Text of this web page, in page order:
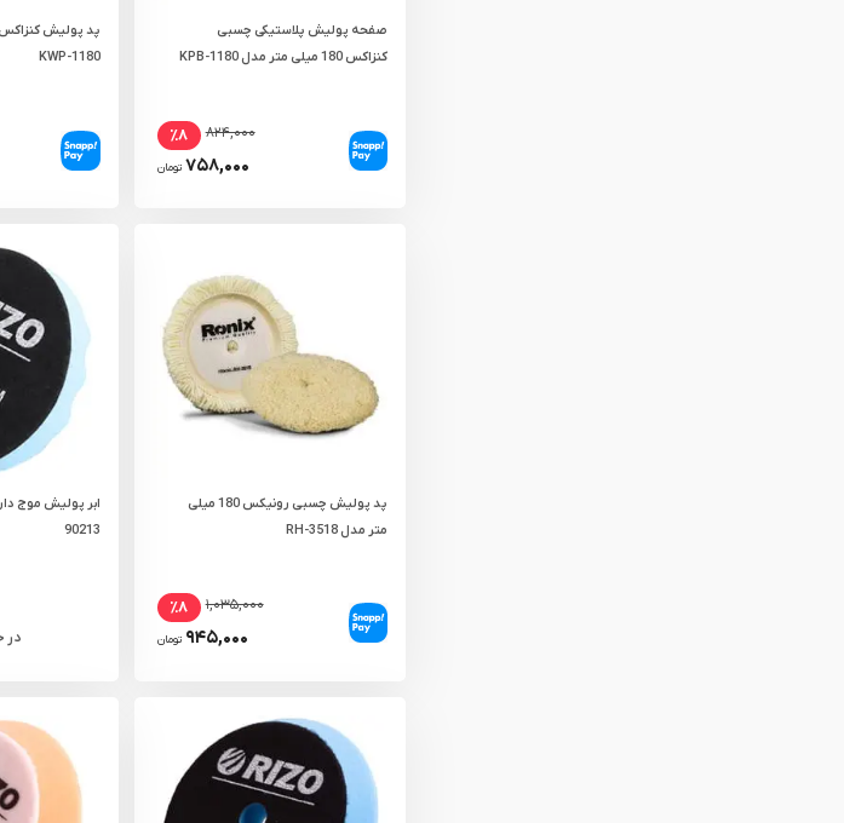
صفحه پولیش پلاستیکی چسبی
کنزاکس 180 میلی‌ متر مدل KPB-1180
۸۲۴,۰۰۰ ٪۸
۷۵۸,۰۰۰ تومان
KWP-1180
پد پولیش چسبی رونیکس 180 میلی‌
متر مدل RH-3518
۱,۰۳۵,۰۰۰ ٪۸
۹۴۵,۰۰۰ تومان
ابر پولیش موج
90213
در